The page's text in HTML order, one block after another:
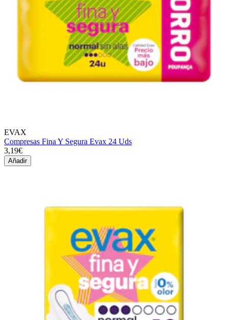
EVAX
Compresas Fina Y Segura Evax 24 Uds
3,19€
Añadir